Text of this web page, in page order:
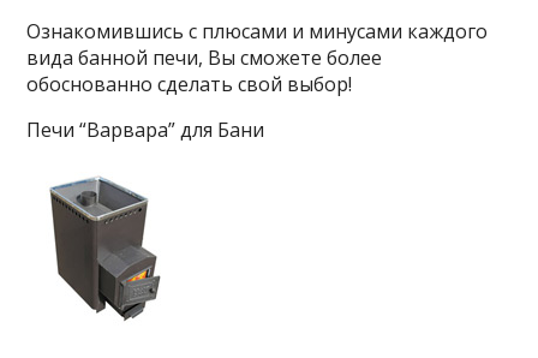
Ознакомившись с плюсами и минусами каждого
вида банной печи, Вы сможете более
обоснованно сделать свой выбор!
Печи “Варвара” для Бани